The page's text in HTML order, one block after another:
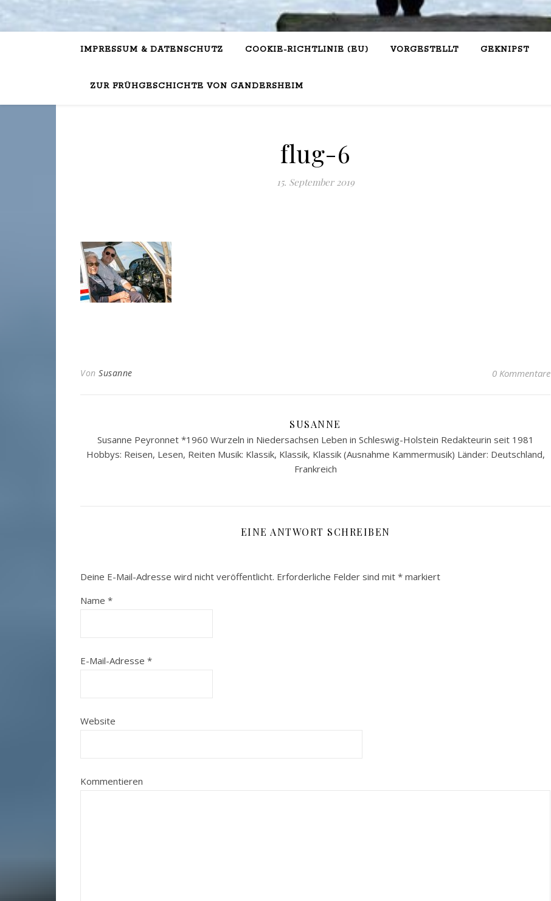
IMPRESSUM & DATENSCHUTZ COOKIE-RICHTLINIE (EU) VORGESTELLT GEKNIPST
ZUR FRÜHGESCHICHTE VON GANDERSHEIM
flug-6
15. September 2019
Von Susanne 0 Kommentare
SUSANNE
Susanne Peyronnet *1960 Wurzeln in Niedersachsen Leben in Schleswig-Holstein Redakteurin seit 1981
Hobbys: Reisen, Lesen, Reiten Musik: Klassik, Klassik, Klassik (Ausnahme Kammermusik) Länder: Deutschland,
Frankreich
EINE ANTWORT SCHREIBEN
Deine E-Mail-Adresse wird nicht veröffentlicht. Erforderliche Felder sind mit * markiert
Name *
E-Mail-Adresse *
Website
Kommentieren